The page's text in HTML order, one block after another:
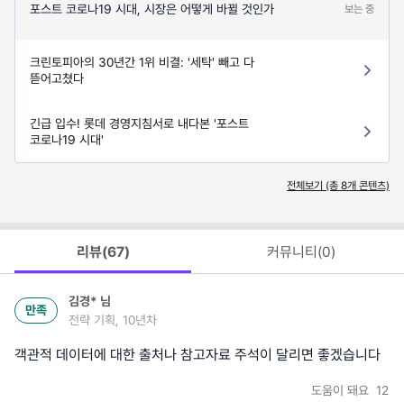
포스트 코로나19 시대, 시장은 어떻게 바뀔 것인가 보는 중
크린토피아의 30년간 1위 비결: '세탁' 빼고 다
뜯어고쳤다
긴급 입수! 롯데 경영지침서로 내다본 '포스트
코로나19 시대'
전체보기 (총 8개 콘텐츠)
리뷰(67) 커뮤니티(0)
만족
김경* 님
전략 기획, 10년차
객관적 데이터에 대한 출처나 참고자료 주석이 달리면 좋겠습니다
도움이 돼요 12